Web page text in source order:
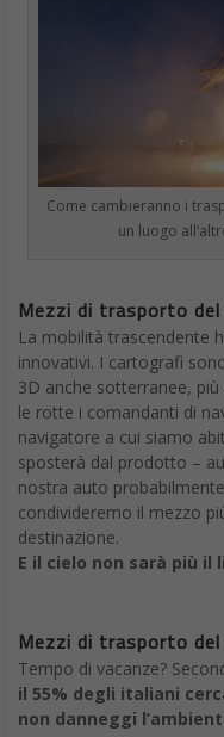
ThinkPad P52
Intel di ottava
, e avere anche
consentono di offrire
viste prima in un telaio
oltre ad avere una
Dal punto di vista della
porte USB Type-A, due
HDMI 2.0, una mini
Ethernet. Con i suoi 2,45
pendolari, ma per il resto
in grado di gestire
creazione di effetti visivi e
ThinkPad P52
spazio di archiviazione, il
portatile adatta ai compiti
computazionale e grafico:
di grandi dimensioni
e